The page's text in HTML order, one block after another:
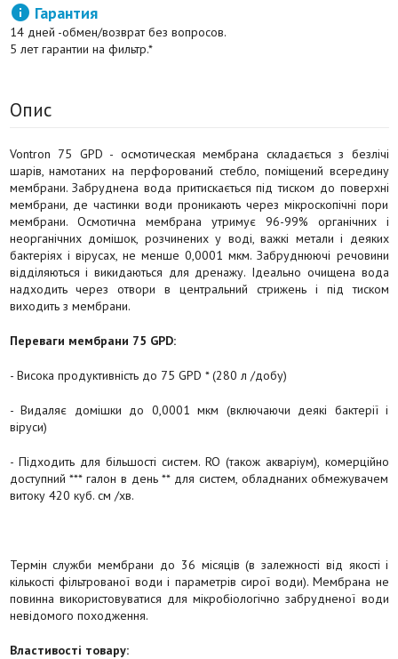
 Гарантия
14 дней -обмен/возврат без вопросов.
5 лет гарантии на фильтр.*
Опис
Vontron 75 GPD - осмотическая мембрана складається з безлічі
шарів, намотаних на перфорований стебло, поміщений всередину
мембрани. Забруднена вода притискається під тиском до поверхні
мембрани, де частинки води проникають через мікроскопічні пори
мембрани. Осмотична мембрана утримує 96-99% органічних і
неорганічних домішок, розчинених у воді, важкі метали і деяких
бактеріях і вірусах, не менше 0,0001 мкм. Забруднюючі речовини
відділяються і викидаються для дренажу. Ідеально очищена вода
надходить через отвори в центральний стрижень і під тиском
виходить з мембрани.
Переваги мембрани 75 GPD:
- Висока продуктивність до 75 GPD * (280 л /добу)
- Видаляє домішки до 0,0001 мкм (включаючи деякі бактерії і
віруси)
- Підходить для більшості систем. RO (також акваріум), комерційно
доступний *** галон в день ** для систем, обладнаних обмежувачем
витоку 420 куб. см /хв.
Термін служби мембрани до 36 місяців (в залежності від якості і
кількості фільтрованої води і параметрів сирої води). Мембрана не
повинна використовуватися для мікробіологічно забрудненої води
невідомого походження.
Властивості товару: